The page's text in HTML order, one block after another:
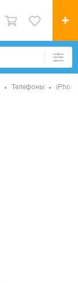
Телефоны iPhone